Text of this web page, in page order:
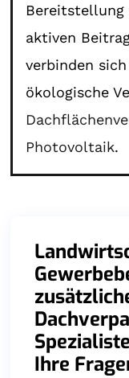
Bereitstellung
aktiven
verbinden
ökologische
Photovoltaik.
Ihre